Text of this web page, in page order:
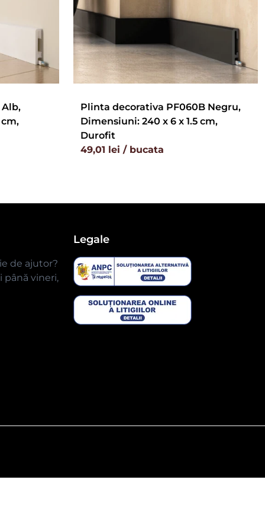
Plinta decorativa PF060B Negru,
Dimensiuni: 240 x 6 x 1.5 cm,
Durofit
49,01 lei / bucata
de ajutor?
până vineri,
Legale